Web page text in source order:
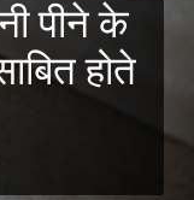
पीने के
होते